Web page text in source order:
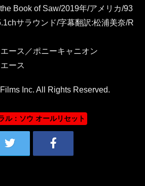
Book of Saw/2019年/アメリカ/93
サラウンド/字幕翻訳:松浦美奈/R
ース／ポニーキャニオン
ース
Inc. All Rights Reserved.
ル：ソウ オールリセット